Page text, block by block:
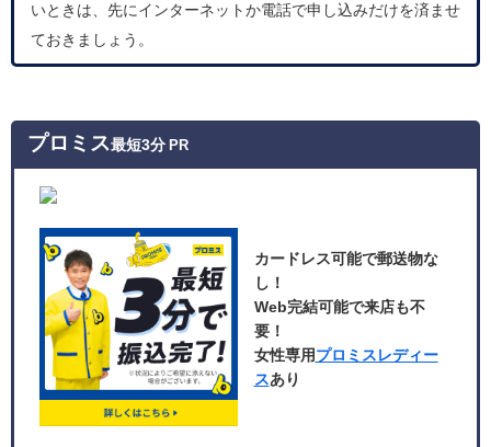
いときは、先にインターネットか電話で申し込みだけを済ませ
ておきましょう。
プロミス最短3分 PR
カードレス可能で郵送物な
し！
Web完結可能で来店も不
要！
女性専用 プロミスレディー
スあり